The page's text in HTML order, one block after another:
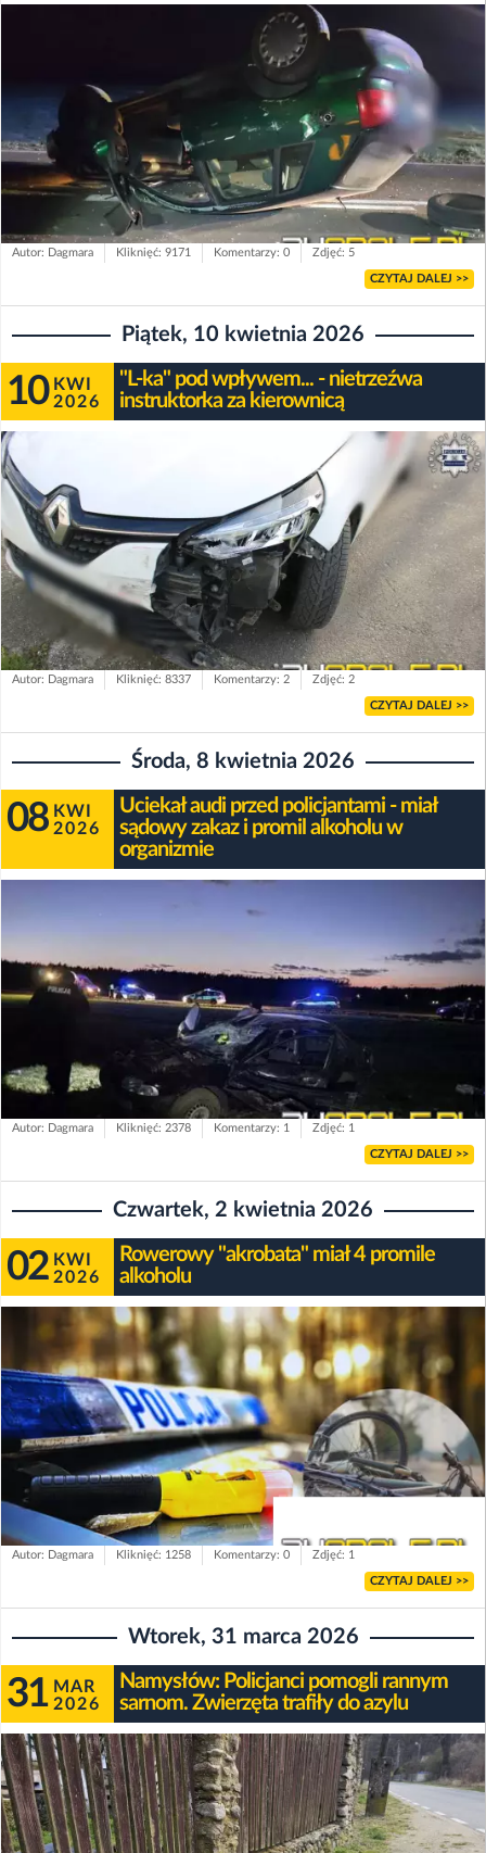
Autor: Dagmara Kliknięć: 9171 Komentarzy: 0 Zdjęć: 5
CZYTAJ DALEJ >>
Piątek, 10 kwietnia 2026
10 KWI
2026
"L-ka" pod wpływem... - nietrzeźwa
instruktorka za kierownicą
Autor: Dagmara Kliknięć: 8337 Komentarzy: 2 Zdjęć: 2
CZYTAJ DALEJ >>
Środa, 8 kwietnia 2026
08 KWI
2026
Uciekał audi przed policjantami - miał
sądowy zakaz i promil alkoholu w
organizmie
Autor: Dagmara Kliknięć: 2378 Komentarzy: 1 Zdjęć: 1
CZYTAJ DALEJ >>
Czwartek, 2 kwietnia 2026
02 KWI
2026
Rowerowy "akrobata" miał 4 promile
alkoholu
Autor: Dagmara Kliknięć: 1258 Komentarzy: 0 Zdjęć: 1
CZYTAJ DALEJ >>
Wtorek, 31 marca 2026
31 MAR
2026
Namysłów: Policjanci pomogli rannym
sarnom. Zwierzęta trafiły do azylu